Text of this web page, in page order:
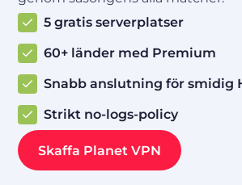
5 gratis serverplatser
60+ länder med Premium
Snabb anslutning för smidig
Strikt no-logs-policy
Skaffa Planet VPN